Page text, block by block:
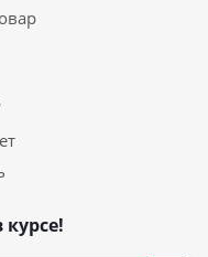
курсе!